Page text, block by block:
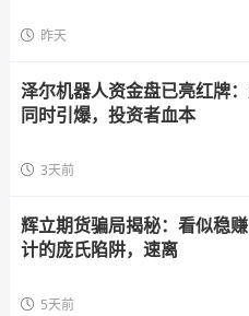
昨天
泽尔机器人资金盘已亮红牌
同时引爆，投资者血本
3天前
辉立期货骗局揭秘：看似稳
计的庞氏陷阱，速离
5天前